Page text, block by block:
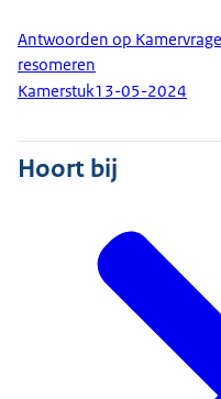
Antwoorden op
resomeren
Kamerstuk13-05-2024
Hoort bij